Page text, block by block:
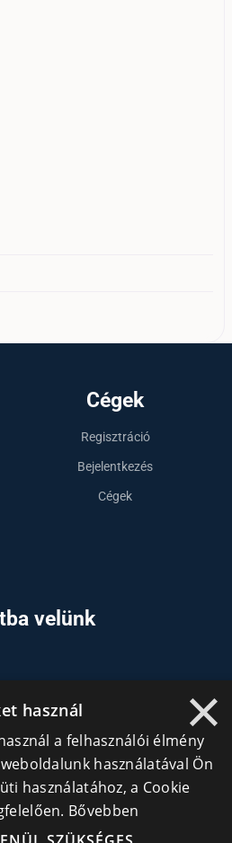
Cégek
Regisztráció
Bejelentkezés
Cégek
velünk
×
használ
a felhasználói élmény
használatával Ön
használatához, a Cookie
Bővebben